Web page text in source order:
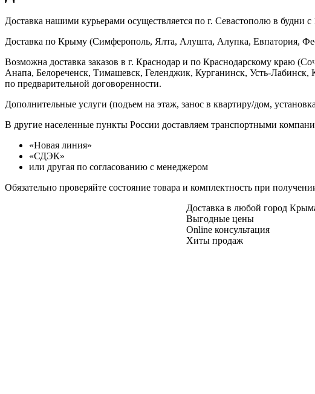
Доставка нашими курьерами осуществляется по г. Севастополю в будни с
Доставка по Крыму (Симферополь, Ялта, Алушта, Алупка, Евпатория,
Возможна доставка заказов в г. Краснодар и по Краснодарскому краю
Анапа, Белореченск, Тимашевск, Геленджик, Курганинск, Усть-
по предварительной договоренности.
Дополнительные услуги (подъем на этаж, занос в квартиру/дом,
В другие населенные пункты России доставляем транспортными
«Новая линия»
«СДЭК»
или другая по согласованию с менеджером
Обязательно проверяйте состояние товара и комплектность при
Доставка в любой город
Выгодные цены
Online консультация
Хиты продаж